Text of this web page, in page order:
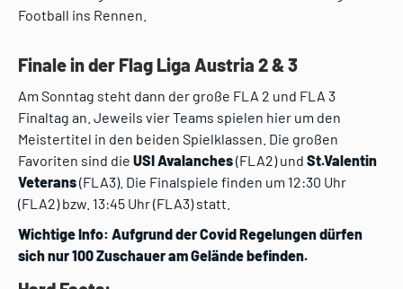
Football ins Rennen.
Finale in der Flag Liga Austria 2 & 3
Am Sonntag steht dann der große FLA 2 und FLA 3
Finaltag an. Jeweils vier Teams spielen hier um den
Meistertitel in den beiden Spielklassen. Die großen
Favoriten sind die USI Avalanches(FLA2) und St.Valentin
Veterans(FLA3). Die Finalspiele finden um 12:30 Uhr
(FLA2) bzw. 13:45 Uhr (FLA3) statt.
Wichtige Info: Aufgrund der Covid Regelungen dürfen
sich nur 100 Zuschauer am Gelände befinden.